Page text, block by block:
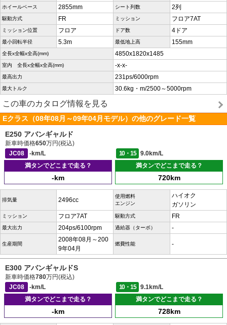
ホイールベース 2855mm シート列数 2列
駆動方式 FR ミッション フロア7AT
ミッション位置 フロア ドア数 4ドア
最小回転半径 5.3m 最低地上高 155mm
全長x全幅x全高(mm) 4850x1820x1485
室内 全長x全幅x全高(mm) -x-x-
最高出力 231ps/6000rpm
最大トルク 30.6kg・m/2500～5000rpm
この車のカタログ情報を見る
Eクラス（08年08月～09年04月モデル）の他のグレード一覧
E250 アバンギャルド
新車時価格650万円(税込)
JC08
-km/L 10・15
9.0km/L
満タンでどこまで走る？
-km
満タンでどこまで走る？
720km
排気量 2496cc
使用燃料
エンジン
ハイオク
ガソリン
ミッション フロア7AT 駆動方式 FR
最大出力 204ps/6100rpm 過給器（ターボ） -
生産期間
2008年08月～200
9年04月
燃費性能 -
E300 アバンギャルドS
新車時価格780万円(税込)
JC08
-km/L 10・15
9.1km/L
満タンでどこまで走る？
-km
満タンでどこまで走る？
728km